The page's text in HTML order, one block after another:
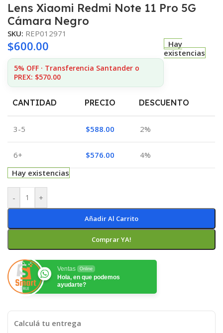
Lens Xiaomi Redmi Note 11 Pro 5G
Cámara Negro
SKU: REP012971
$600.00
5% OFF · Transferencia Santander o
PREX: $570.00
Hay
existencias
CANTIDAD PRECIO DESCUENTO
3-5 $588.00 2%
6+ $576.00
4%
Hay existencias
- +
Añadir Al Carrito
Comprar YA!
Ventas Online
Hola, en que podemos
ayudarte?
Calculá tu entrega